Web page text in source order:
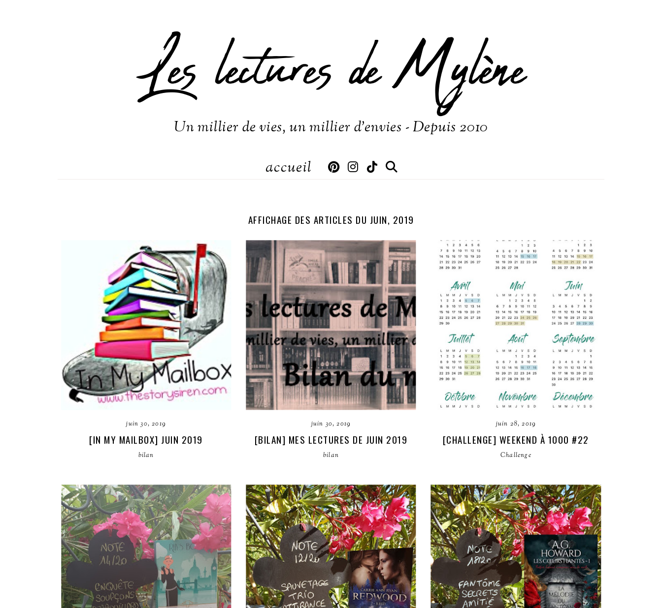
Les lectures de Mylène
Un millier de vies, un millier d'envies - Depuis 2010
accueil
AFFICHAGE DES ARTICLES DU JUIN, 2019
juin 30, 2019
[IN MY MAILBOX] JUIN 2019
bilan
juin 30, 2019
[BILAN] MES LECTURES DE JUIN 2019
bilan
juin 28, 2019
[CHALLENGE] WEEKEND À 1000 #22
Challenge